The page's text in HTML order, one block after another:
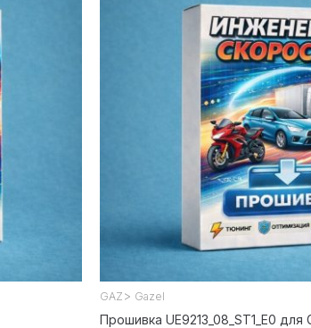
GAZ > Gazel
Прошивка UE9213_08_ST1_E0 для